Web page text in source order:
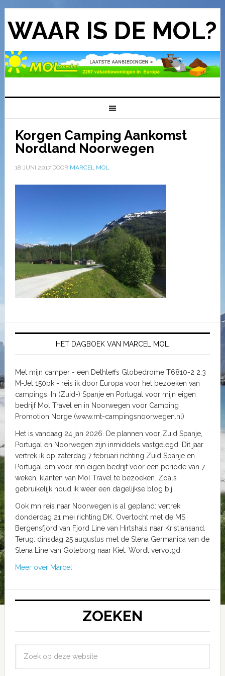
WAAR IS DE MOL?
Korgen Camping Aankomst
Nordland Noorwegen
18 JUNI 2017DOOR MARCEL MOL
HET DAGBOEK VAN MARCEL MOL
Met mijn camper - een Dethleffs Globedrome T6810-2 2.3
M-Jet 150pk - reis ik door Europa voor het bezoeken van
campings. In (Zuid-) Spanje en Portugal voor mijn eigen
bedrijf Mol Travel en in Noorwegen voor Camping
Promotion Norge (www.mt-campingsnoorwegen.nl)
Het is vandaag 24 jan 2026. De plannen voor Zuid Spanje,
Portugal en Noorwegen zijn inmiddels vastgelegd. Dit jaar
vertrek ik op zaterdag 7 februari richting Zuid Spanje en
Portugal om voor mn eigen bedrijf voor een periode van 7
weken, klanten van Mol Travel te bezoeken. Zoals
gebruikelijk houd ik weer een dagelijkse blog bij.
Ook mn reis naar Noorwegen is al gepland: vertrek
donderdag 21 mei richting DK. Overtocht met de MS
Bergensfjord van Fjord Line van Hirtshals naar Kristiansand.
Terug: dinsdag 25 augustus met de Stena Germanica van de
Stena Line van Goteborg naar Kiel. Wordt vervolgd.
Meer over Marcel
ZOEKEN